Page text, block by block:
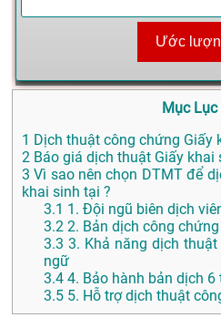
Ước
Mục Lục
1 Dịch thuật công chứng Giấy
2 Báo giá dịch thuật Giấy khai
3 Vì sao nên chọn DTMT để
khai sinh tại ?
3.1 1. Đội ngũ biên dịch
3.2 2. Bản dịch công
3.3 3. Khả năng dịch
ngữ
3.4 4. Bảo hành bản dịch 6
3.5 5. Hỗ trợ dịch thuật